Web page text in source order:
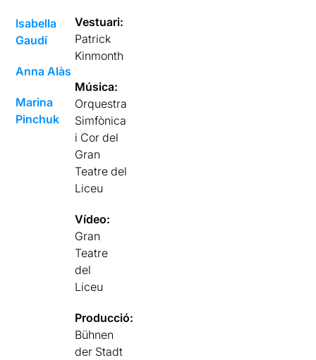
Isabella
Gaudí
Anna Alàs
Marina
Pinchuk
Vestuari:
Patrick
Kinmonth
Música:
Orquestra
Simfònica
i Cor del
Gran
Teatre del
Liceu
Vídeo:
Gran
Teatre
del
Liceu
Producció:
Bühnen
der Stadt